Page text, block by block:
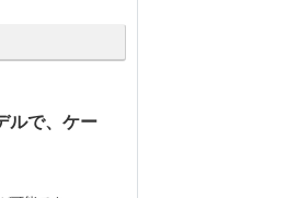
ルで、ケー